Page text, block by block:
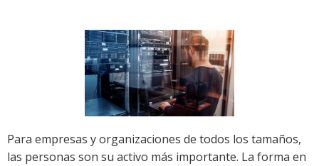
Para empresas y organizaciones de todos los tamaños,
las personas son su activo más importante. La forma en